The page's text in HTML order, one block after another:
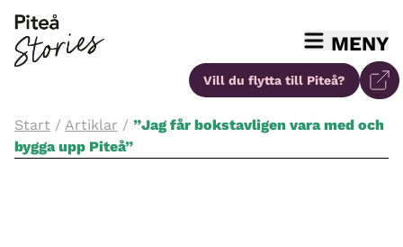
MENY
Vill du flytta till Piteå?
Start / Artiklar / ”Jag får bokstavligen vara med och
bygga upp Piteå”